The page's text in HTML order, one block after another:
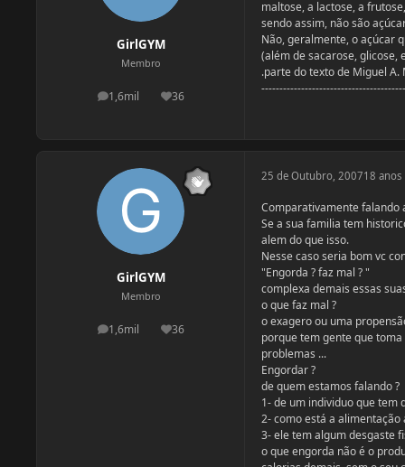
GirlGYM
Membro
1,6mil
postagens36
Reputação
maltose, a lactose, a
sendo assim, não são
Não, geralmente, o açúcar
(além de sacarose, glicose,
.parte do texto de Miguel A.
GirlGYM
Membro
1,6mil
postagens36
Reputação
25 de Outubro, 200718 anos
Comparativamente falando
Se a sua familia tem
alem do que isso.
Nesse caso seria bom vc
"Engorda ? faz mal ? "
complexa demais essas
o que faz mal ?
o exagero ou uma
porque tem gente que
problemas ...
Engordar ?
de quem estamos falando ?
1- de um individuo que tem
2- como está a alimentação
3- ele tem algum desgaste
o que engorda não é o